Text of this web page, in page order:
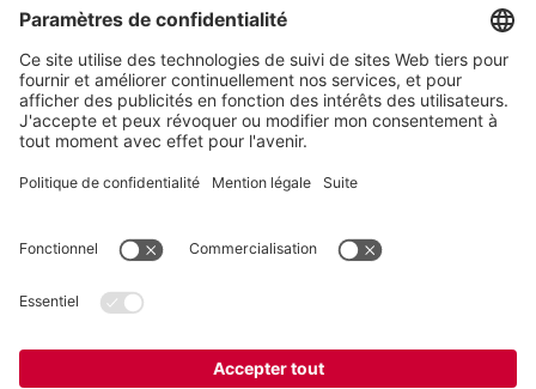
Vogelsang France
Z.A. De Fontgrave
26740 Montboucher sur Jabron
France
Téléphone:+ (33) 04.75.52.74.50